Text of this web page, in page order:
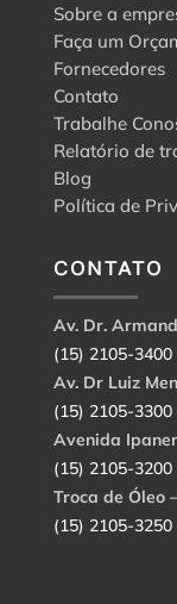
Sobre a
Faça um
Fornecedores
Contato
Trabalhe
Relatório de
Blog
Política de
CONTATO
Av. Dr.
(15) 2105-3400
Av. Dr Luiz
(15) 2105-3300
Avenida
(15) 2105-3200
Troca de Óleo
(15) 2105-3250